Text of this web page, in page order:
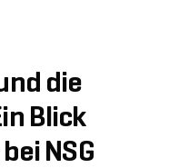
die
Blick
NSG